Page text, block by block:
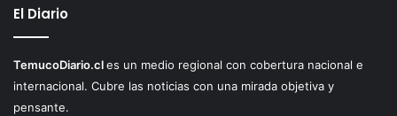
El Diario
TemucoDiario.cles un medio regional con cobertura nacional e
internacional. Cubre las noticias con una mirada objetiva y
pensante.